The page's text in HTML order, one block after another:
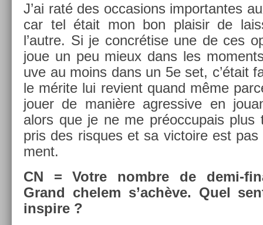
J’ai raté des oc­cas­ions im­por­tantes
car tel était mon bon plaisir de
l’autre. Si je concrétise une de ces
joue un peu mieux dans les
uve au moins dans un 5e set, c’était
le mérite lui re­vient quand même
jouer de manière ag­ressive en
alors que je ne me préoc­cupais
pris des ris­ques et sa vic­toire est
ment.
CN = Votre nombre de demi-
Grand chelem s’achève. Quel
in­spire ?